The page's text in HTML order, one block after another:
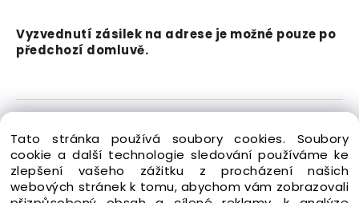
Vyzvednutí zásilek na adrese je možné pouze po
předchozí domluvě.
práva vyhrazena.
Tato stránka používá soubory cookies. Soubory
cookie a další technologie sledování používáme ke
zlepšení vašeho zážitku z procházení našich
webových stránek k tomu, abychom vám zobrazovali